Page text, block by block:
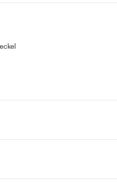
Erscheinungsbild. Sie